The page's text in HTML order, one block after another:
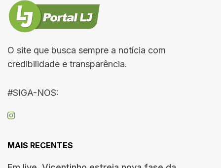
O site que busca sempre a notícia com
credibilidade e transparência.
#SIGA-NOS:
MAIS RECENTES